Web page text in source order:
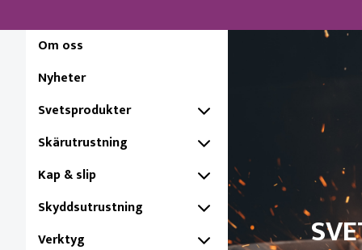
Om oss
Nyheter
Svetsprodukter
Skärutrustning
Kap & slip
Skyddsutrustning
Verktyg